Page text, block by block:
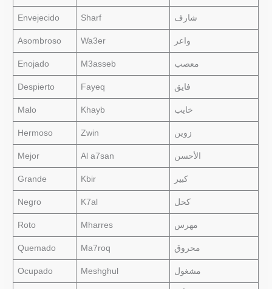
Envejecido Sharf شارف
Asombroso Wa3er واعر
Enojado M3asseb معصب
Despierto Fayeq فايق
Malo Khayb خايب
Hermoso Zwin زوين
Mejor Al a7san الأحسن
Grande Kbir كبير
Negro K7al كحل
Roto Mharres مهرس
Quemado Ma7roq محروق
Ocupado Meshghul مشغول